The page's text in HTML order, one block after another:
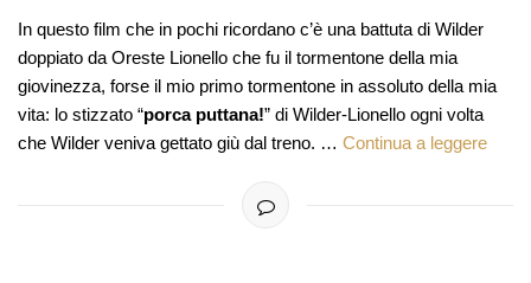
In questo film che in pochi ricordano c’è una battuta di Wilder
doppiato da Oreste Lionello che fu il tormentone della mia
giovinezza, forse il mio primo tormentone in assoluto della mia
vita: lo stizzato “porca puttana!” di Wilder-Lionello ogni volta
che Wilder veniva gettato giù dal treno. … Continua a leggere